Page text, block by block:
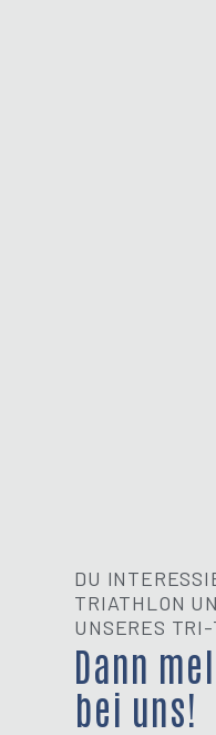
DU
TRIATHLON
UNSERES
Dann
bei uns!